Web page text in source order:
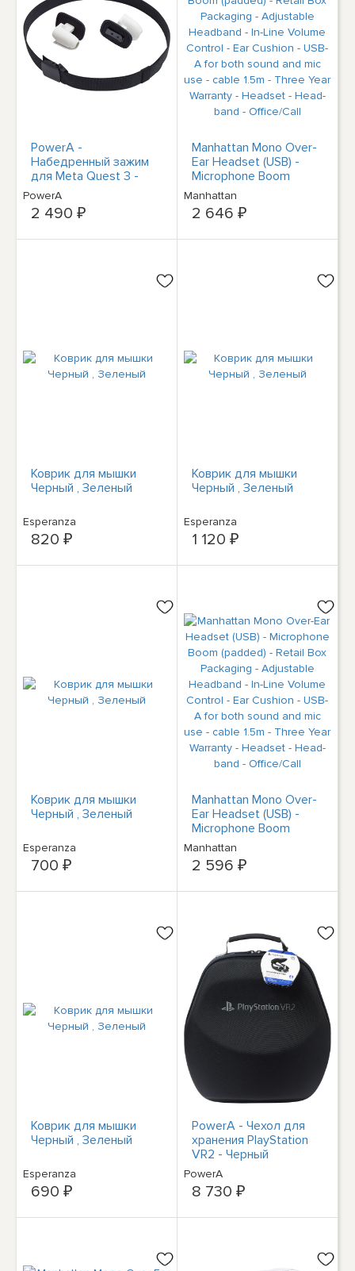
PowerA -
Набедренный зажим
для Meta Quest 3 -
Белый
PowerA
2 490 ₽
Manhattan Mono Over-
Ear Headset (USB) -
Microphone Boom
(padded) - Retail Box
Packaging - Adjustable
Headband - In-Line
Manhattan
2 646 ₽
Коврик для мышки
Черный , Зеленый
Esperanza
820 ₽
Коврик для мышки
Черный , Зеленый
Esperanza
1 120 ₽
Коврик для мышки
Черный , Зеленый
Esperanza
700 ₽
Manhattan Mono Over-
Ear Headset (USB) -
Microphone Boom
(padded) - Retail Box
Packaging - Adjustable
Headband - In-Line
Year Warranty -
Headset - Head-band -
Office/Call
Manhattan
2 596 ₽
Коврик для мышки
Черный , Зеленый
Esperanza
690 ₽
PowerA - Чехол для
хранения PlayStation
VR2 - Черный
PowerA
8 730 ₽